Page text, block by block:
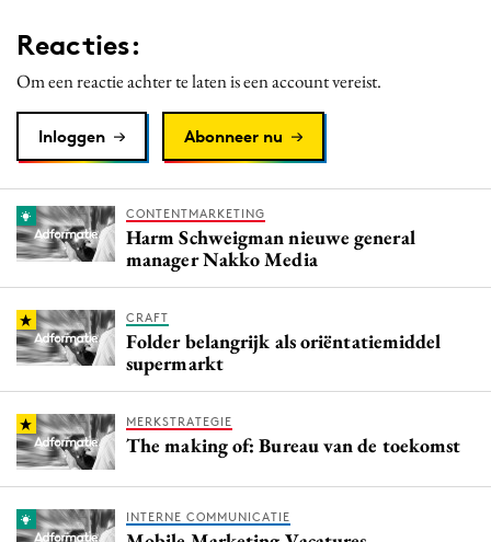
PR
Programmatic
Purpose Marketing
Reputatie & crisis
Reacties:
Om een reactie achter te laten is een account vereist.
Inloggen Abonneer nu
CONTENTMARKETING
Harm Schweigman nieuwe general
manager Nakko Media
CRAFT
Folder belangrijk als oriëntatiemiddel
supermarkt
MERKSTRATEGIE
The making of: Bureau van de toekomst
INTERNE COMMUNICATIE